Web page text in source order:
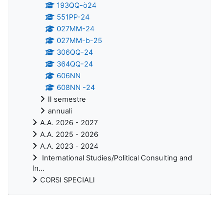
193QQ-ò24
551PP-24
027MM-24
027MM-b-25
306QQ-24
364QQ-24
606NN
608NN -24
II semestre
annuali
A.A. 2026 - 2027
A.A. 2025 - 2026
A.A. 2023 - 2024
International Studies/Political Consulting and
In...
CORSI SPECIALI